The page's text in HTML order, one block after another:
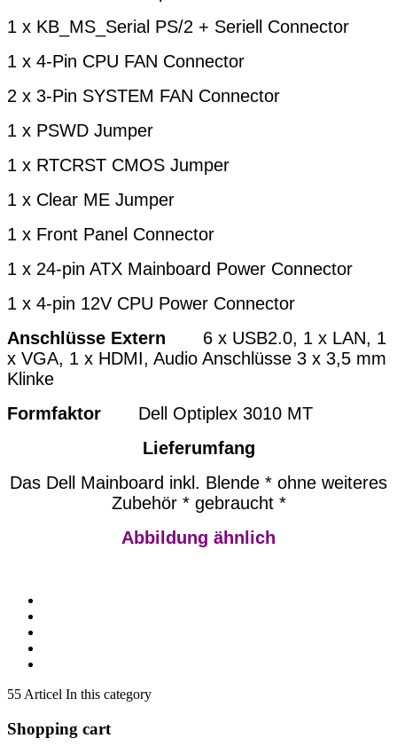
1 x KB_MS_Serial PS/2 + Seriell Connector
1 x 4-Pin CPU FAN Connector
2 x 3-Pin SYSTEM FAN Connector
1 x PSWD Jumper
1 x RTCRST CMOS Jumper
1 x Clear ME Jumper
1 x Front Panel Connector
1 x 24-pin ATX Mainboard Power Connector
1 x 4-pin 12V CPU Power Connector
Anschlüsse Extern
6 x USB2.0, 1 x LAN, 1
x VGA, 1 x HDMI, Audio Anschlüsse 3 x 3,5 mm
Klinke
Formfaktor Dell Optiplex 3010 MT
Lieferumfang
Das Dell Mainboard inkl. Blende * ohne weiteres
Zubehör * gebraucht *
Abbildung ähnlich
55 Articel In this category
Shopping cart